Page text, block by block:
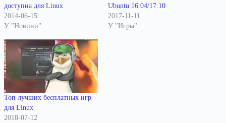
доступна для Linux
2014-06-15
У "Новини"
Ubuntu 16.04/17.10
2017-11-11
У "Игры"
Топ лучших бесплатных игр
для Linux
2018-07-12